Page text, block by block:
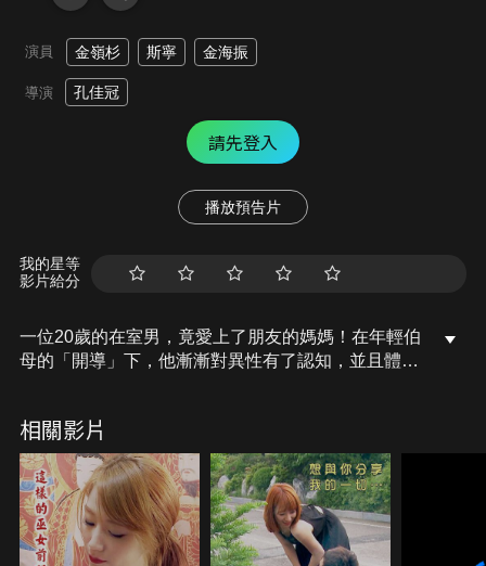
演員 金嶺杉 斯寧 金海振
導演 孔佳冠
請先登入
播放預告片
我的星等
影片給分
一位20歲的在室男，竟愛上了朋友的媽媽！在年輕伯
母的「開導」下，他漸漸對異性有了認知，並且體會
相關影片